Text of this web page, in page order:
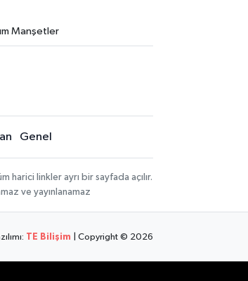
Manşetler
Genel
linkler ayrı bir sayfada açılır.
ve yayınlanamaz
TE Bilişim | Copyright © 2026